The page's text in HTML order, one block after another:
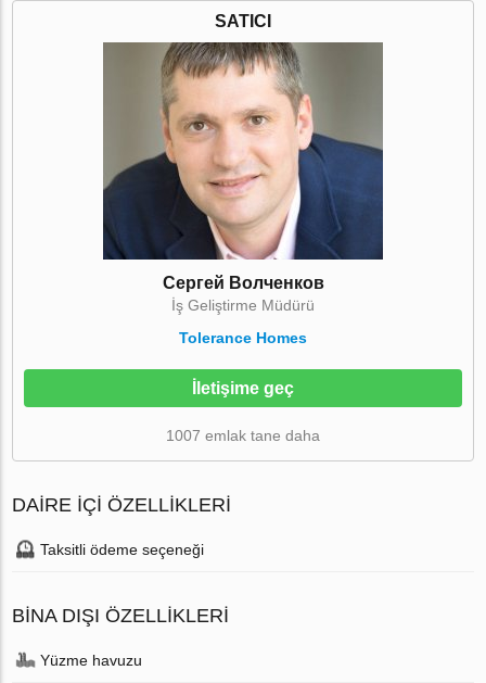
SATICI
Сергей Волченков
İş Geliştirme Müdürü
Tolerance Homes
İletişime geç
1007 emlak tane daha
DAIRE IÇI ÖZELLIKLERI
Taksitli ödeme seçeneği
BINA DIŞI ÖZELLIKLERI
Yüzme havuzu